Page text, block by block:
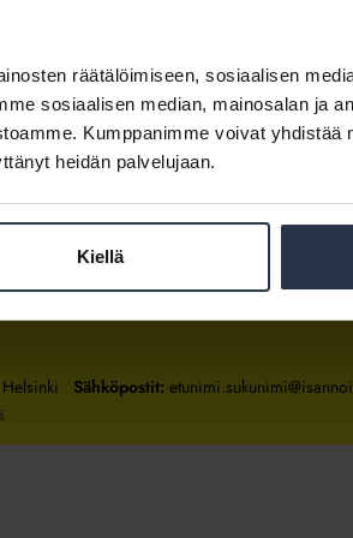
räätälöimiseen, sosiaalisen
sosiaalisen median, mainosalan ja
Kumppanimme voivat yhdistää
heidän palvelujaan.
Kiellä
Kirjaudu sisään
Tietoa jäsenyydestä
Helsinki Sähköpostit: